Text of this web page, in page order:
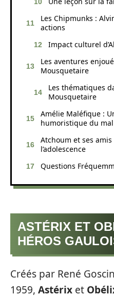
Les Chipmunks :
actions
Impact culturel
Les aventures
Mousquetaire
Les thématiques
Mousquetaire
Amélie Maléfique :
humoristique du mal
Atchoum et ses
l’adolescence
Questions
ASTÉRIX ET
HÉROS
Créés par René
1959, Astérix et